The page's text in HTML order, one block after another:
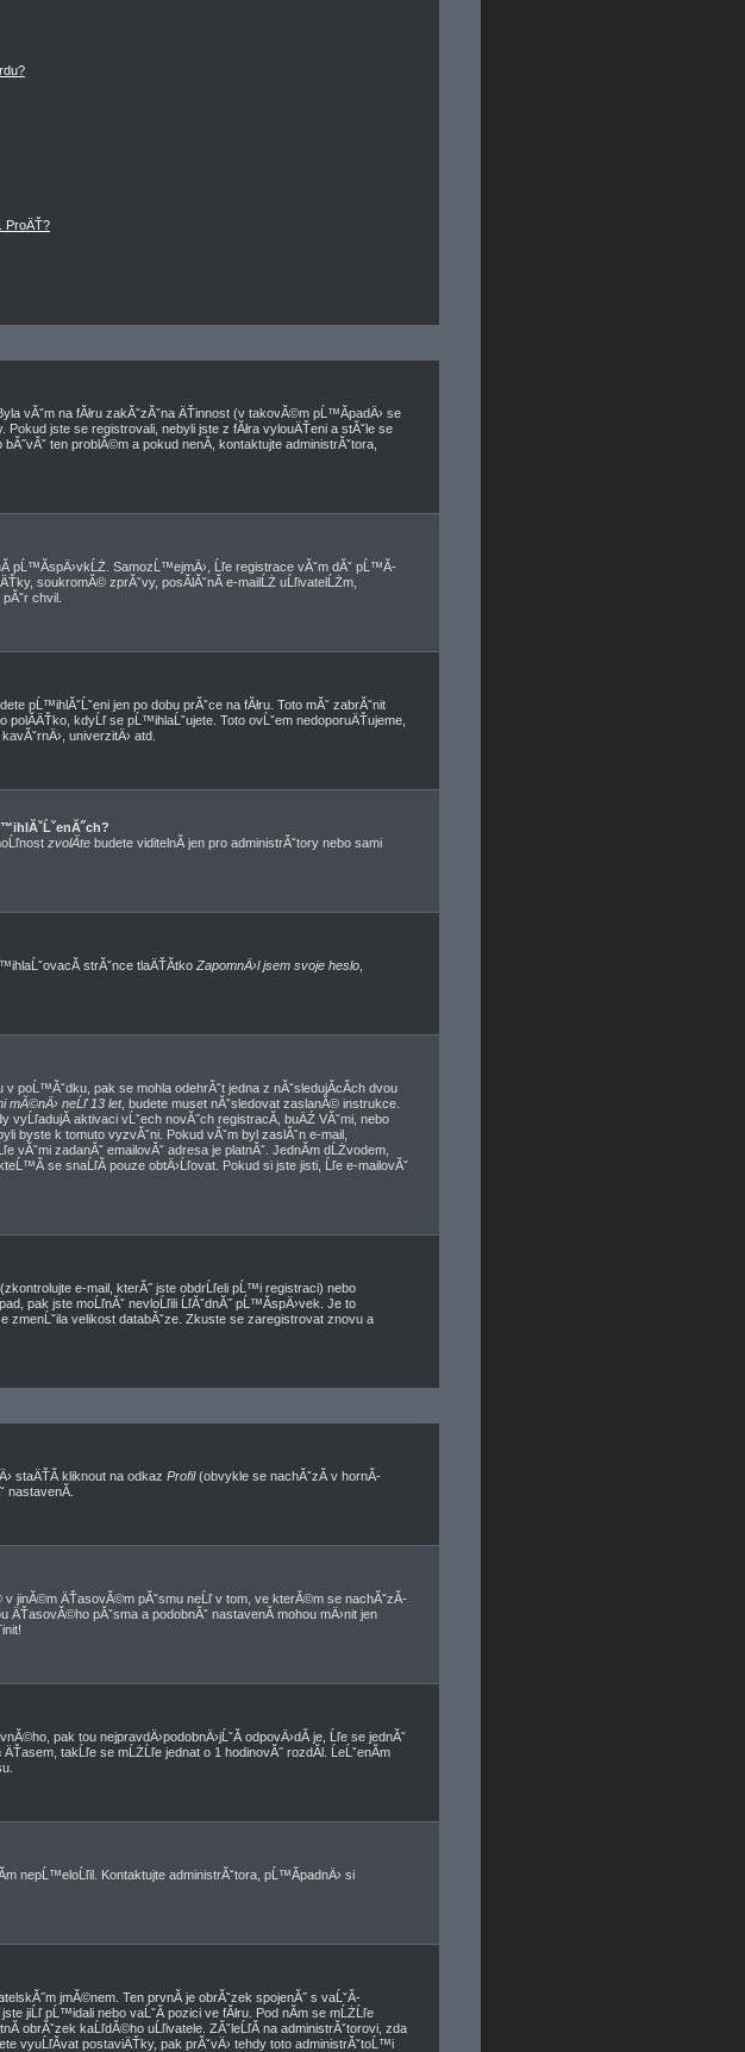
ProÄŤ?
vĂˇm na fĂłru zakĂˇzĂˇna ÄŤinnost (v takovĂ©m pĹ™Ă­padÄ› se
jste se registrovali, nebyli jste z fĂłra vylouÄŤeni a stĂˇle se
ten problĂ©m a pokud nenĂ­, kontaktujte administrĂˇtora,
pĹ™Ă­spÄ›vkĹŻ. SamozĹ™ejmÄ›, Ĺľe registrace vĂˇm dĂˇ pĹ™Ă­
soukromĂ© zprĂˇvy, posĂ­lĂˇnĂ­ e-mailĹŻ uĹľivatelĹŻm,
chvil.
pĹ™ihlĂˇĹˇeni jen po dobu prĂˇce na fĂłru. Toto mĂˇ zabrĂˇnit
polĂ­ÄŤko, kdyĹľ se pĹ™ihlaĹˇujete. Toto ovĹˇem nedoporuÄŤujeme,
univerzitÄ› atd.
zvolĂ­te budete viditelnĂ­ jen pro administrĂˇtory nebo sami
strĂˇnce tlaÄŤĂ­tko ZapomnÄ›l jsem svoje heslo
poĹ™Ăˇdku, pak se mohla odehrĂˇt jedna z nĂˇsledujĂ­cĂ­ch dvou
mĂ©nÄ› neĹľ 13 let, budete muset nĂˇsledovat zaslanĂ© instrukce.
vyĹľadujĂ­ aktivaci vĹˇech novĂ˝ch registracĂ­, buÄŹ VĂˇmi, nebo
byste k tomuto vyzvĂˇni. Pokud vĂˇm byl zaslĂˇn e-mail,
vĂˇmi zadanĂˇ emailovĂˇ adresa je platnĂˇ. JednĂ­m dĹŻvodem,
se snaĹľĂ­ pouze obtÄ›Ĺľovat. Pokud si jste jisti, Ĺľe e-mailovĂˇ
e-mail, kterĂ˝ jste obdrĹľeli pĹ™i registraci) nebo
pak jste moĹľnĂˇ nevloĹľili ĹľĂˇdnĂ˝ pĹ™Ă­spÄ›vek. Je to
velikost databĂˇze. Zkuste se zaregistrovat znovu a
staÄŤĂ­ kliknout na odkaz Profil(obvykle se nachĂˇzĂ­ v hornĂ­
nastavenĂ­.
jinĂ©m ÄŤasovĂ©m pĂˇsmu neĹľ v tom, ve kterĂ©m se nachĂˇzĂ­
ÄŤasovĂ©ho pĂˇsma a podobnĂˇ nastavenĂ­ mohou mÄ›nit jen
pak tou nejpravdÄ›podobnÄ›jĹˇĂ­ odpovÄ›dĂ­ je, Ĺľe se jednĂˇ
takĹľe se mĹŻĹľe jednat o 1 hodinovĂ˝ rozdĂ­l. ĹeĹˇenĂ­m
nepĹ™eloĹľil. Kontaktujte administrĂˇtora, pĹ™Ă­padnÄ› si
jmĂ©nem. Ten prvnĂ­ je obrĂˇzek spojenĂ˝ s vaĹˇĂ­
jiĹľ pĹ™idali nebo vaĹˇĂ­ pozici ve fĂłru. Pod nĂ­m se mĹŻĹľe
obrĂˇzek kaĹľdĂ©ho uĹľivatele. ZĂˇleĹľĂ­ na administrĂˇtorovi, zda
vyuĹľĂ­vat postaviÄŤky, pak prĂˇvÄ› tehdy toto administrĂˇtoĹ™i